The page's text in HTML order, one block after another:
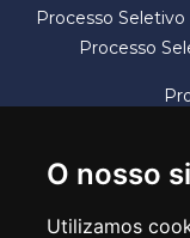
O nosso
Utilizamos
Processo
Processo